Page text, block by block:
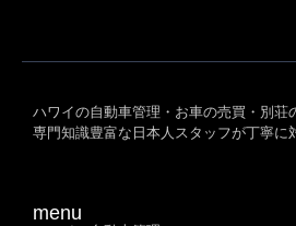
ハワイの自動車管理・お車の売買・別荘
専門知識豊富な日本人スタッフが丁寧に
menu